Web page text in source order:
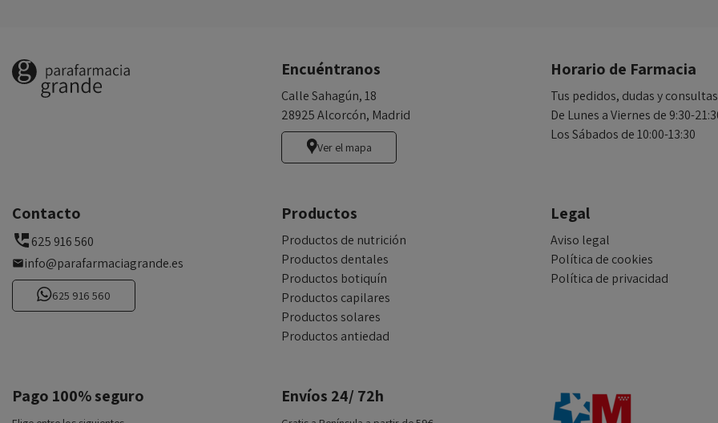
Encuéntranos
Calle Sahagún, 18
28925 Alcorcón, Madrid
Ver el mapa
Horario de Farmacia
Tus pedidos, dudas y consultas
De Lunes a Viernes de 9:30-
Los Sábados de 10:00-13:30
Contacto
625 916 560
info@parafarmaciagrande.es
625 916 560
Productos
Productos de nutrición
Productos dentales
Productos botiquín
Productos capilares
Productos solares
Productos antiedad
Legal
Aviso legal
Política de cookies
Política de privacidad
Pago 100% seguro Envíos 24/ 72h